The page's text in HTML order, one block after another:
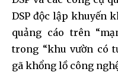
DSP độc lập khuyến
quảng cáo trên
trong “khu vườn có
gã khổng lồ công